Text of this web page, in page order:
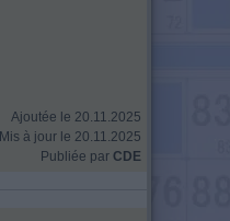
Ajoutée le 20.11.2025
Mis à jour le 20.11.2025
Publiée par CDE